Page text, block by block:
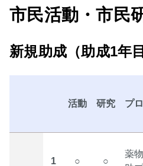
市民活動・市民
新規助成（助成1年目
活動 研究 プ
1 ○ ○
薬